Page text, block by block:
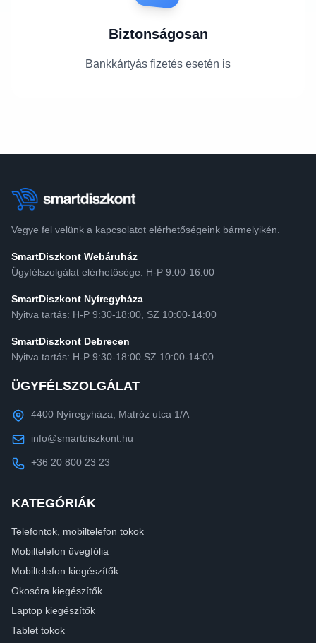
Biztonságosan
Bankkártyás fizetés esetén is
Vegye fel velünk a kapcsolatot elérhetőségeink bármelyikén.
SmartDiszkont Webáruház
Ügyfélszolgálat elérhetősége: H-P 9:00-16:00
SmartDiszkont Nyíregyháza
Nyitva tartás: H-P 9:30-18:00, SZ 10:00-14:00
SmartDiszkont Debrecen
Nyitva tartás: H-P 9:30-18:00 SZ 10:00-14:00
ÜGYFÉLSZOLGÁLAT
4400 Nyíregyháza, Matróz utca 1/A
info@smartdiszkont.hu
+36 20 800 23 23
KATEGÓRIÁK
Telefontok, mobiltelefon tokok
Mobiltelefon üvegfólia
Mobiltelefon kiegészítők
Okosóra kiegészítők
Laptop kiegészítők
Tablet tokok